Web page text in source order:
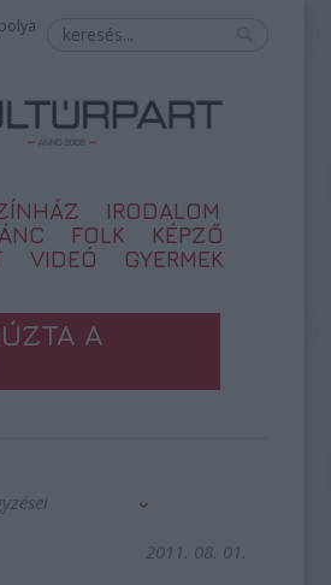
IRODALOM
FOLK
KÉPZŐ
VIDEÓ GYERMEK
A
2011. 08. 01.